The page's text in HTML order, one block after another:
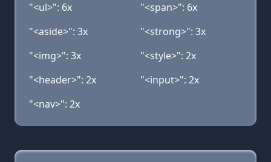
"<ul>": 6x
"<span>": 6x
"<aside>": 3x
"<strong>": 3x
"<img>": 3x
"<style>": 2x
"<header>": 2x
"<input>": 2x
"<nav>": 2x